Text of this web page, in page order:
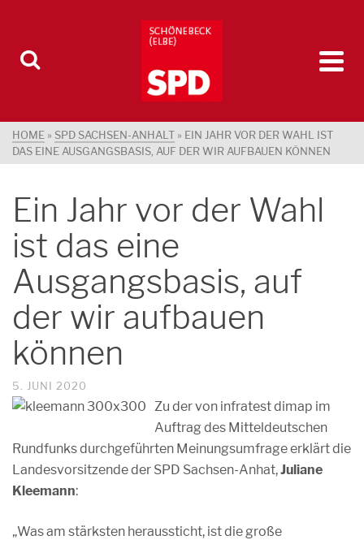
HOME » SPD SACHSEN-ANHALT » EIN JAHR VOR DER WAHL IST
DAS EINE AUSGANGSBASIS, AUF DER WIR AUFBAUEN KÖNNEN
Ein Jahr vor der Wahl
ist das eine
Ausgangsbasis, auf
der wir aufbauen
können
5. JUNI 2020
Zu der von infratest dimap im
Auftrag des Mitteldeutschen
Rundfunks durchgeführten Meinungsumfrage erklärt die
Landesvorsitzende der SPD Sachsen-Anhat,Juliane
Kleemann:
„Was am stärksten heraussticht, ist die große